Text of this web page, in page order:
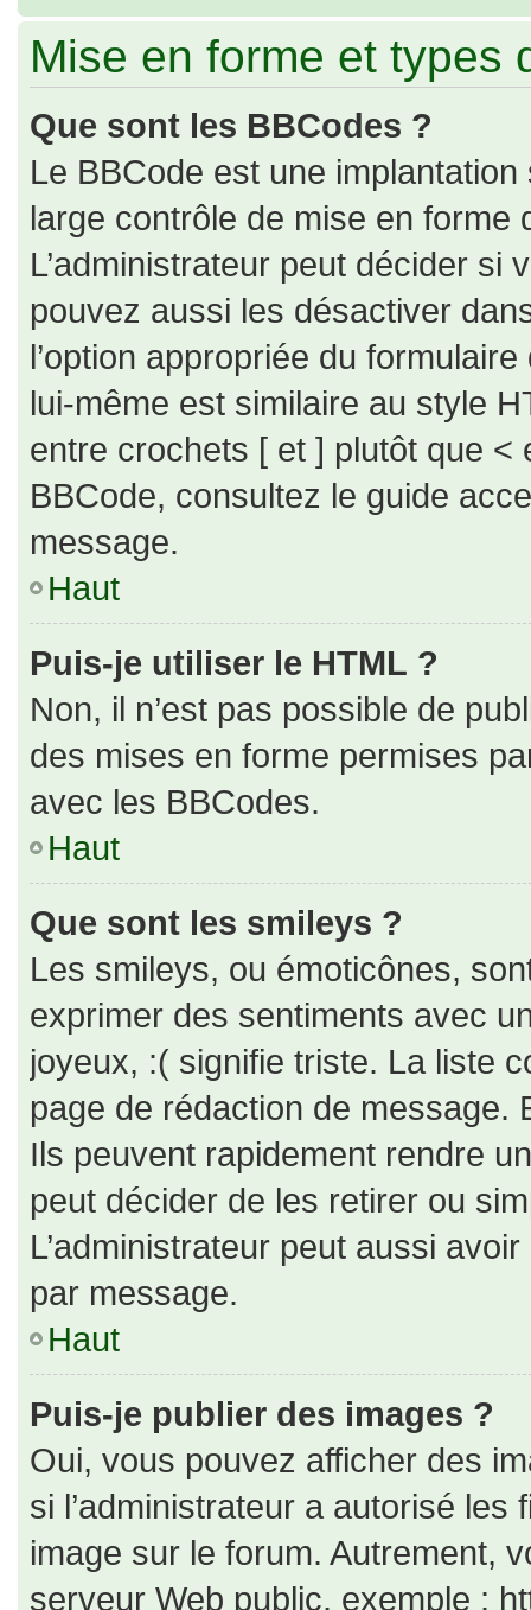
Mise en forme et types
Que sont les BBCodes ?
Le BBCode est une
large contrôle de mise en forme
L’administrateur peut décider
pouvez aussi les désactiver
l’option appropriée du
lui-même est similaire au style
entre crochets [ et ] plutôt que <
BBCode, consultez le guide
message.
Haut
Puis-je utiliser le HTML ?
Non, il n’est pas possible de
des mises en forme permises
avec les BBCodes.
Haut
Que sont les smileys ?
Les smileys, ou émoticônes,
exprimer des sentiments avec
joyeux, :( signifie triste. La liste
page de rédaction de message.
Ils peuvent rapidement rendre
peut décider de les retirer ou
L’administrateur peut aussi
par message.
Haut
Puis-je publier des images ?
Oui, vous pouvez afficher des
si l’administrateur a autorisé
image sur le forum. Autrement,
serveur Web public, exemple :